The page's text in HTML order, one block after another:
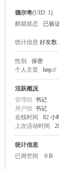
德尔奇(UID: 1)
邮箱状态
已验
统计信息 好友数
性别 保密
个人主页
http://
活跃概况
管理组 书记
用户组 书记
在线时间
82 小
上次活动时间
统计信息
已用空间
0 B